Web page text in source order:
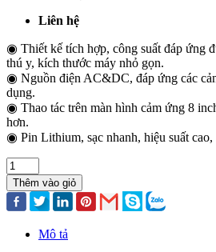
Liên hệ
◉ Thiết kế tích hợp, công suất đáp ứng
thú y, kích thước máy nhỏ gọn.
◉ Nguồn điện AC&DC, đáp ứng các
dụng.
◉ Thao tác trên màn hình cảm ứng 8
hơn.
◉ Pin Lithium, sạc nhanh, hiệu suất
Thêm vào giỏ
Mô tả